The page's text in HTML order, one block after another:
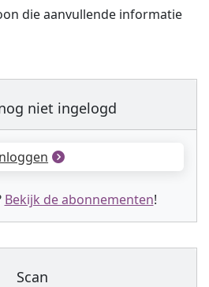
die aanvullende informatie
niet ingelogd
Bekijk de abonnementen!
Scan